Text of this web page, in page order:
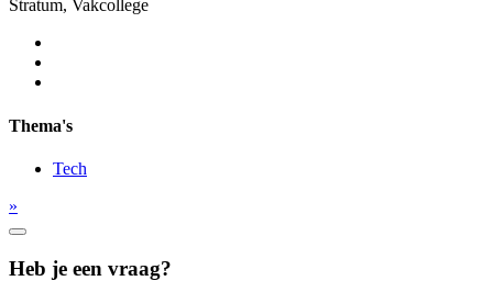
Stratum, Vakcollege
Thema's
Tech
»
Heb je een vraag?